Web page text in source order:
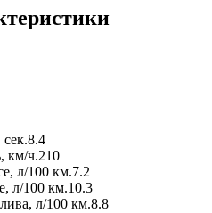
8.4
км/ч.210
л/100 км.7.2
л/100 км.10.3
л/100 км.8.8